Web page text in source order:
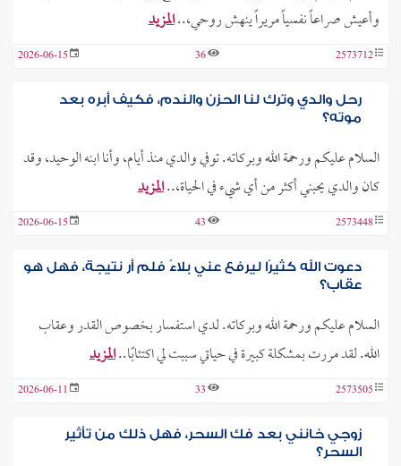
وأعيش صراعاً نفسياً مريراً ينهش روحي،..المزيد
2573712
36
2026-06-15
رحل والدي وترك لنا الحزن والندم، فكيف أبره بعد
موته؟
السلام عليكم ورحمة الله وبركاته. توفي والدي منذ أيام، وأنا ابنه الوحيد، وقد
كان والدي يحبني أكثر من أي شيء في الحياة،..المزيد
2573448
43
2026-06-15
دعوت الله كثيرًا ليرفع عني بلاءً فلم أر نتيجة، فهل هو
عقاب؟
السلام عليكم ورحمة الله وبركاته. لدي استفسار بخصوص القدر وعقاب
الله. لقد مررت بمشكلة كبيرة في حياتي سببت لي اكتئابًا..المزيد
2573505
33
2026-06-11
زوجي خانني بعد فك السحر، فهل ذلك من تأثير
السحر؟